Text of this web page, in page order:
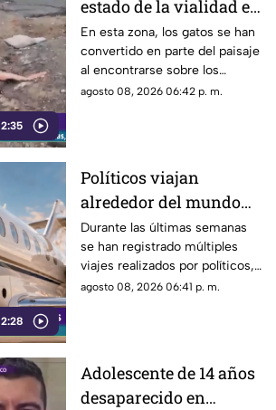
2:35
estado de la vialidad en
Privada Pedrera y
Barrancones
En esta zona, los gatos se han
convertido en parte del paisaje
al encontrarse sobre los
techos y las puertas de las
agosto 08, 2026 06:42 p. m.
2:28
Políticos viajan
alrededor del mundo
sin ninguna
preocupación
Durante las últimas semanas
se han registrado múltiples
viajes realizados por políticos,
sin que hasta el momento
elevado gasto que han
generado.
agosto 08, 2026 06:41 p. m.
Adolescente de 14 años
desaparecido en